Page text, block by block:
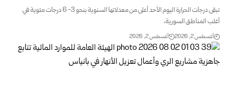
تبقى درجات الحرارة اليوم الأحد أعلى من معدلاتها السنوية بنحو 3- 6 درجات مئوية في
أغلب المناطق السورية،
أغسطس 2, 2026 أغسطس 2, 2026